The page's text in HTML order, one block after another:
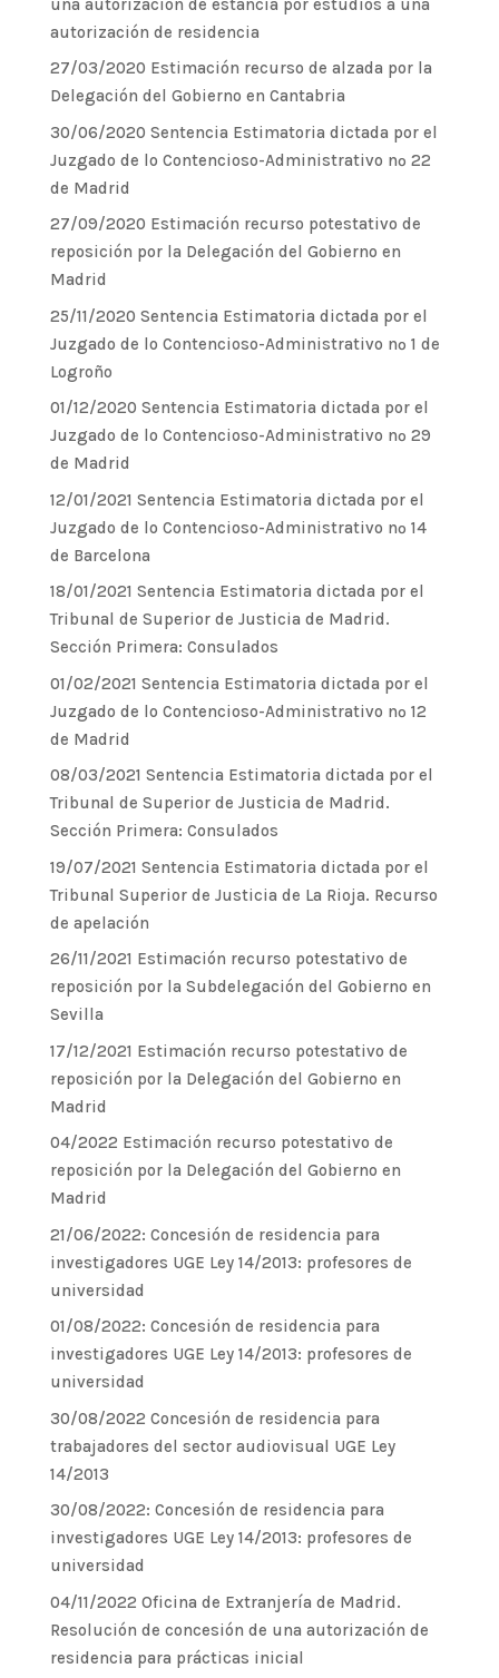
autorización de residencia
27/03/2020 Estimación recurso de alzada por la
Delegación del Gobierno en Cantabria
30/06/2020 Sentencia Estimatoria dictada por el
Juzgado de lo Contencioso-Administrativo nº 22
de Madrid
27/09/2020 Estimación recurso potestativo de
reposición por la Delegación del Gobierno en
Madrid
25/11/2020 Sentencia Estimatoria dictada por el
Juzgado de lo Contencioso-Administrativo nº 1 de
Logroño
01/12/2020 Sentencia Estimatoria dictada por el
Juzgado de lo Contencioso-Administrativo nº 29
de Madrid
12/01/2021 Sentencia Estimatoria dictada por el
Juzgado de lo Contencioso-Administrativo nº 14
de Barcelona
18/01/2021 Sentencia Estimatoria dictada por el
Tribunal de Superior de Justicia de Madrid.
Sección Primera: Consulados
01/02/2021 Sentencia Estimatoria dictada por el
Juzgado de lo Contencioso-Administrativo nº 12
de Madrid
08/03/2021 Sentencia Estimatoria dictada por el
Tribunal de Superior de Justicia de Madrid.
Sección Primera: Consulados
19/07/2021 Sentencia Estimatoria dictada por el
Tribunal Superior de Justicia de La Rioja. Recurso
de apelación
26/11/2021 Estimación recurso potestativo de
reposición por la Subdelegación del Gobierno en
Sevilla
17/12/2021 Estimación recurso potestativo de
reposición por la Delegación del Gobierno en
Madrid
04/2022 Estimación recurso potestativo de
reposición por la Delegación del Gobierno en
Madrid
21/06/2022: Concesión de residencia para
investigadores UGE Ley 14/2013: profesores de
universidad
01/08/2022: Concesión de residencia para
investigadores UGE Ley 14/2013: profesores de
universidad
30/08/2022 Concesión de residencia para
trabajadores del sector audiovisual UGE Ley
14/2013
30/08/2022: Concesión de residencia para
investigadores UGE Ley 14/2013: profesores de
universidad
04/11/2022 Oficina de Extranjería de Madrid.
Resolución de concesión de una autorización de
residencia para prácticas inicial